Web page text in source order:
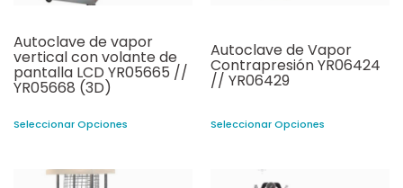
Autoclave de vapor
vertical con volante de
pantalla LCD YR05665 //
YR05668 (3D)
Seleccionar Opciones
Autoclave de Vapor
Contrapresión YR06424
// YR06429
Seleccionar Opciones